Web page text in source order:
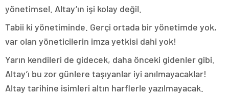
yönetimsel. Altay’ın işi kolay değil.
Tabii ki yönetiminde. Gerçi ortada bir yönetimde yok,
var olan yöneticilerin imza yetkisi dahi yok!
Yarın kendileri de gidecek, daha önceki gidenler gibi.
Altay’ı bu zor günlere taşıyanlar iyi anılmayacaklar!
Altay tarihine isimleri altın harflerle yazılmayacak.